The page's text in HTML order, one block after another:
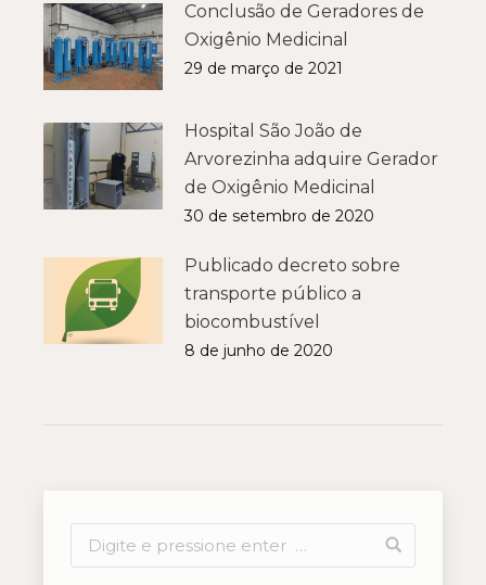
Conclusão de Geradores de
Oxigênio Medicinal
29 de março de 2021
Hospital São João de
Arvorezinha adquire Gerador
de Oxigênio Medicinal
30 de setembro de 2020
Publicado decreto sobre
transporte público a
biocombustível
8 de junho de 2020